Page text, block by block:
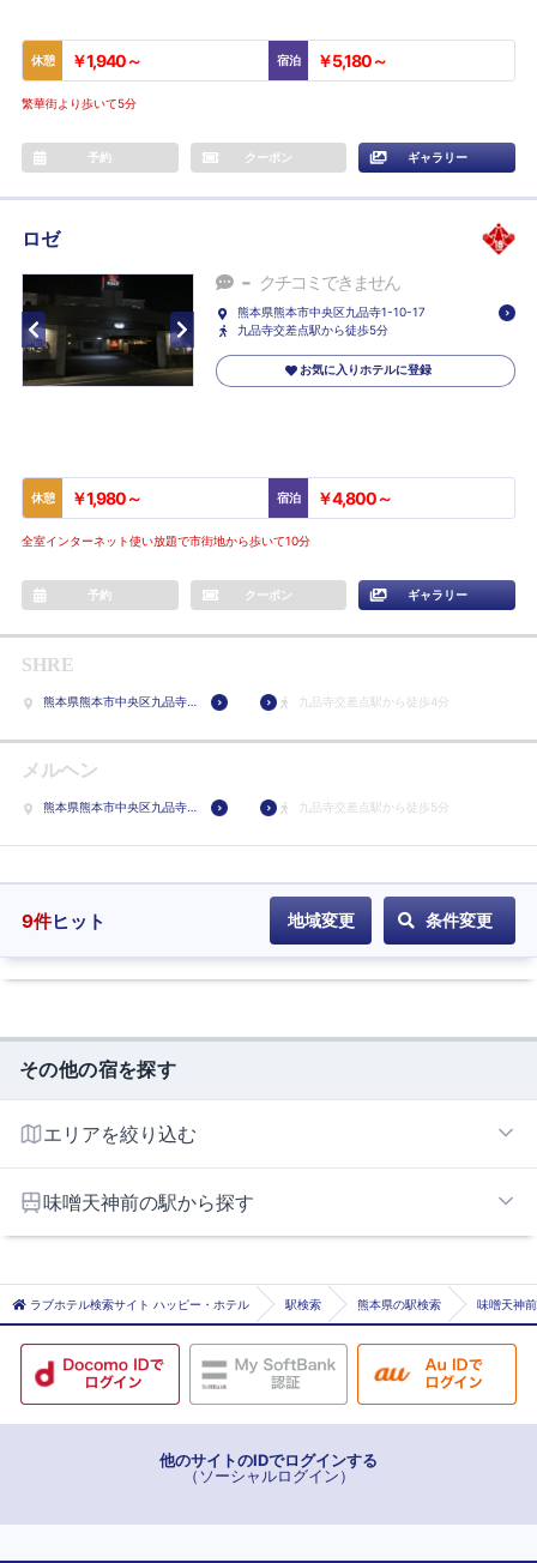
休憩 ￥1,940～ 宿泊 ￥5,180～
繁華街より歩いて5分
予約 クーポン ギャラリー
ロゼ
- クチコミできません
熊本県熊本市中央区九品寺1-10-17
九品寺交差点駅から徒歩5分
お気に入りホテルに登録
休憩 ￥1,980～ 宿泊 ￥4,800～
全室インターネット使い放題で市街地から歩いて10分
予約 クーポン ギャラリー
SHRE
熊本県熊本市中央区九品寺
九品寺交差点駅から徒歩4分
メルヘン
熊本県熊本市中央区九品寺
九品寺交差点駅から徒歩5分
9件ヒット 地域変更 条件変更
その他の宿を探す
エリアを絞り込む
熊本市街エリア
味噌天神前の駅から探す
河原町
花畑町
祇園橋
九品寺交差点
熊本
熊本城・市役所前
慶徳校前
ラブホテル検索サイト ハッピー・ホテル 駅検索 熊本県の駅検索 味噌天神
他のサイトのIDでログインする
（ソーシャルログイン）